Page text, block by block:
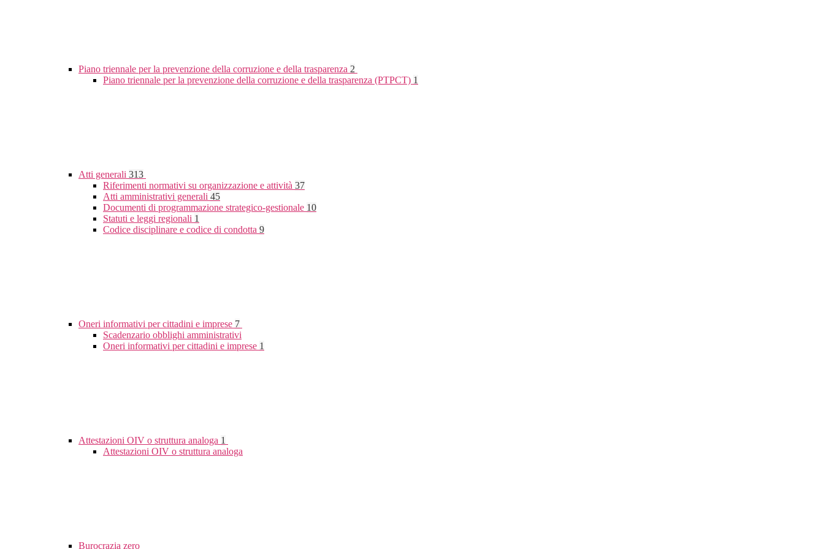
Piano triennale per la prevenzione della corruzione e della trasparenza 2
Piano triennale per la prevenzione della corruzione e della trasparenza (PTPCT) 1
Atti generali 313
Riferimenti normativi su organizzazione e attività 37
Atti amministrativi generali 45
Documenti di programmazione strategico-gestionale 10
Statuti e leggi regionali 1
Codice disciplinare e codice di condotta 9
Oneri informativi per cittadini e imprese 7
Scadenzario obblighi amministrativi
Oneri informativi per cittadini e imprese 1
Attestazioni OIV o struttura analoga 1
Attestazioni OIV o struttura analoga
Burocrazia zero